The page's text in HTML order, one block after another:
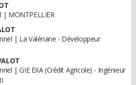
| MONTPELLIER
| La Valériane - Développeur
| GIE EXA (Crédit Agricole) - Ingénieur